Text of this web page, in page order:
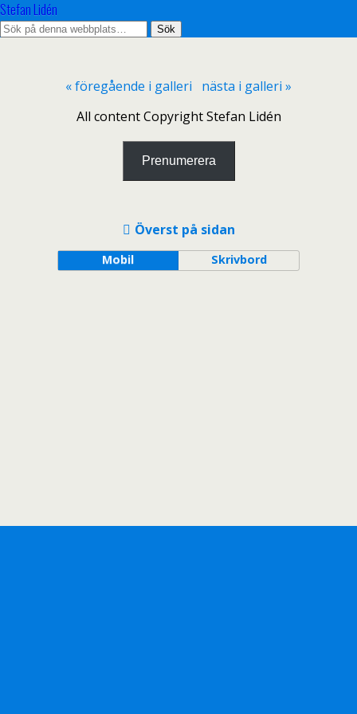
Stefan Lidén
« föregående i galleri
nästa i galleri »
All content Copyright Stefan Lidén
Prenumerera
Överst på sidan
Mobil Skrivbord